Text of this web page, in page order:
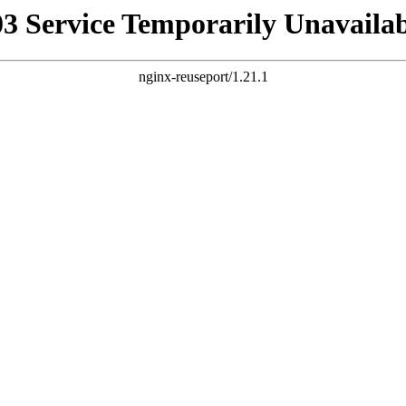
Service Temporarily
nginx-reuseport/1.21.1